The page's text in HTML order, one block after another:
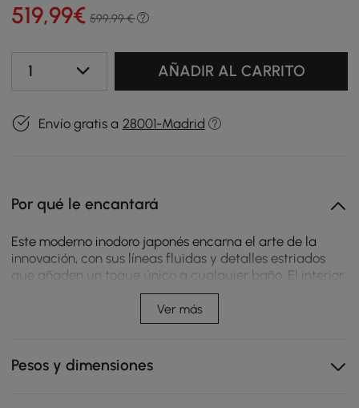
519,99€ 599,99 €
1 AÑADIR AL CARRITO
Envío gratis a 28001-Madrid
Por qué le encantará
Este moderno inodoro japonés encarna el arte de la
innovación, con sus líneas fluidas y detalles estriados
que añaden un toque único a cualquier baño. El interior
está iluminado por una luz LED azul que difunde un
suave resplandor alrededor del cuenco.
instalación en el baño. Se requiere un suministro de
agua y una toma de corriente cercana.
Ver más
Pesos y dimensiones